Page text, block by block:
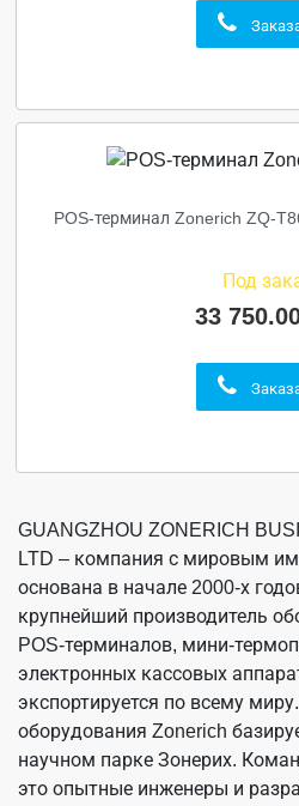
POS-терминал Zonerich ZQ-
Под
33
GUANGZHOU ZONERICH
LTD – компания с мировым
основана в начале 2000-х
крупнейший производитель
POS-терминалов, мини-
электронных кассовых
экспортируется по всему
оборудования Zonerich
научном парке Зонерих.
это опытные инженеры и